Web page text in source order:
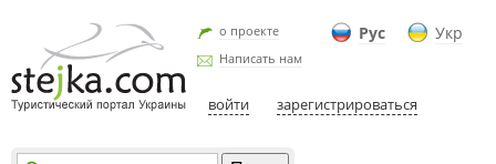
Рус Укр
о проекте
Написать нам
войти зарегистрироваться